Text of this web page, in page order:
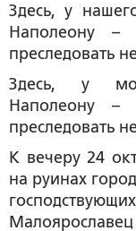
Здесь, у
Наполеону –
преследовать
Здесь, у
Наполеону –
преследовать
К вечеру 24
на руинах
Малоярославец